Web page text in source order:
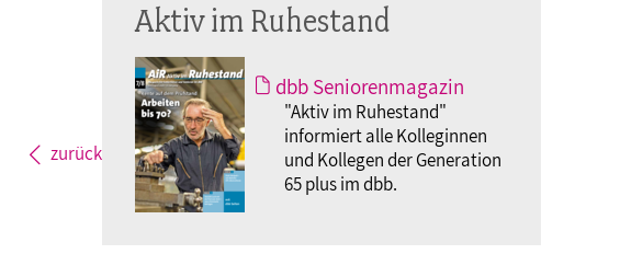
zurück
Aktiv im Ruhestand
dbb Seniorenmagazin
"Aktiv im Ruhestand"
informiert alle Kolleginnen
und Kollegen der Generation
65 plus im dbb.